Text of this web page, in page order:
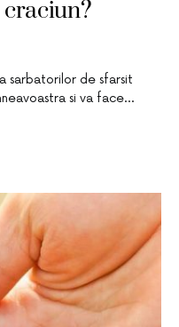
sarbatorilor de sfarsit
si va face…